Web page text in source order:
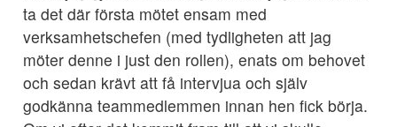
ta det där första mötet ensam med
verksamhetschefen (med tydligheten att jag
möter denne i just den rollen), enats om behovet
och sedan krävt att få intervjua och själv
godkänna teammedlemmen innan hen fick börja.